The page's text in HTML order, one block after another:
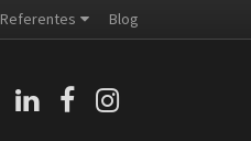
Referentes Blog